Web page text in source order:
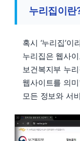
누리집이란
혹시 ‘누리집’
누리집은 웹사
보건복지부 누
웹사이트를 의
모든 정보와 서